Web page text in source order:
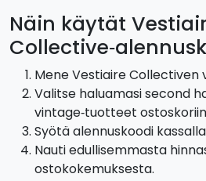
Näin käytät
Mene Vestiaire Collectiven
Valitse haluamasi second
vintage‑tuotteet
Syötä alennuskoodi
Nauti edullisemmasta
ostokokemuksesta.